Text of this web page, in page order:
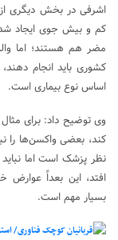
اشرفی در بخش دیگری
کم و بیش جوی ایجاد
مضر هم هستند؛ اما
کشوری باید انجام
اساس نوع بیماری است.
وی توضیح داد: برای
کند، بعضی واکسن‌ها را
نظر پزشک است اما
افتد، این بعداً
بسیار مهم است.